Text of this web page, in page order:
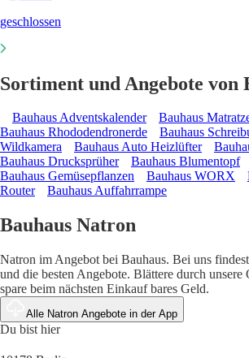
geschlossen
Sortiment und Angebote von
Bauhaus Adventskalender Bauhaus
Bauhaus Rhododendronerde
Bauhaus
Wildkamera
Bauhaus Auto Heizlüfter
Bauhaus Drucksprüher
Bauhaus Blumentopf
Bauhaus Gemüsepflanzen
Bauhaus WORX
Router
Bauhaus Auffahrrampe
Bauhaus Natron
Natron im Angebot bei Bauhaus. Bei uns
und die besten Angebote. Blättere durch unsere
spare beim nächsten Einkauf bares Geld.
Alle Natron Angebote in der App
Du bist hier